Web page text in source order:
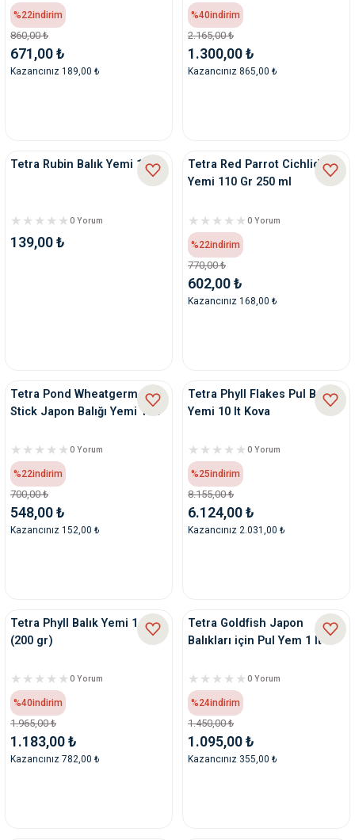
%22indirim
860,00 ₺
671,00 ₺
Kazancınız 189,00 ₺
%40indirim
2.165,00 ₺
1.300,00 ₺
Kazancınız 865,00 ₺
Tetra Rubin Balık Yemi 12 Gr
0 Yorum
139,00 ₺
Tetra Red Parrot Cichlid
Yemi 110 Gr 250 ml
0 Yorum
%22indirim
770,00 ₺
602,00 ₺
Kazancınız 168,00 ₺
Tetra Pond Wheatgerm
Stick Japon Balığı Yemi 1 Lt
0 Yorum
%22indirim
700,00 ₺
548,00 ₺
Kazancınız 152,00 ₺
Tetra Phyll Flakes Pul Balık
Yemi 10 lt Kova
0 Yorum
%25indirim
8.155,00 ₺
6.124,00 ₺
Kazancınız 2.031,00 ₺
Tetra Phyll Balık Yemi 1 Lt
(200 gr)
0 Yorum
%40indirim
1.965,00 ₺
1.183,00 ₺
Kazancınız 782,00 ₺
Tetra Goldfish Japon
Balıkları için Pul Yem 1 lt
0 Yorum
%24indirim
1.450,00 ₺
1.095,00 ₺
Kazancınız 355,00 ₺